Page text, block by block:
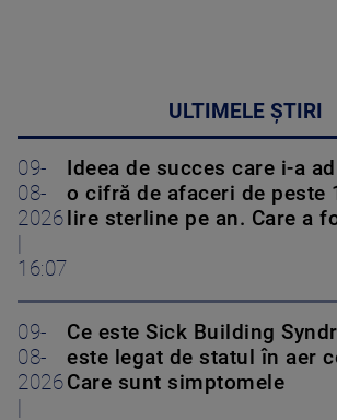
ULTIMELE ȘTIRI
09-
08-
2026
16:07
Ideea de succes care i-a
o cifră de afaceri de peste
lire sterline pe an. Care a
09-
08-
2026
Ce este Sick Building
este legat de statul în aer
Care sunt simptomele